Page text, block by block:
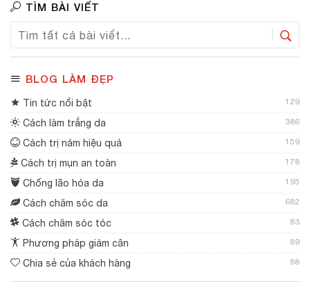
TÌM BÀI VIẾT
BLOG LÀM ĐẸP
Tin tức nổi bật 129
Cách làm trắng da 386
Cách trị nám hiệu quả 159
Cách trị mụn an toàn 178
Chống lão hóa da 195
Cách chăm sóc da 682
Cách chăm sóc tóc 83
Phương pháp giảm cân 89
Chia sẻ của khách hàng 88